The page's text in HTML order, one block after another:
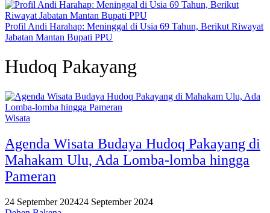
Profil Andi Harahap: Meninggal di Usia 69 Tahun, Berikut Riwayat
Jabatan Mantan Bupati PPU
Hudoq Pakayang
Wisata
Agenda Wisata Budaya Hudoq Pakayang di
Mahakam Ulu, Ada Lomba-lomba hingga
Pameran
24 September 202424 September 2024